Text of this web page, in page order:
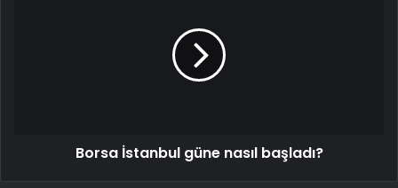
Borsa İstanbul güne nasıl başladı?